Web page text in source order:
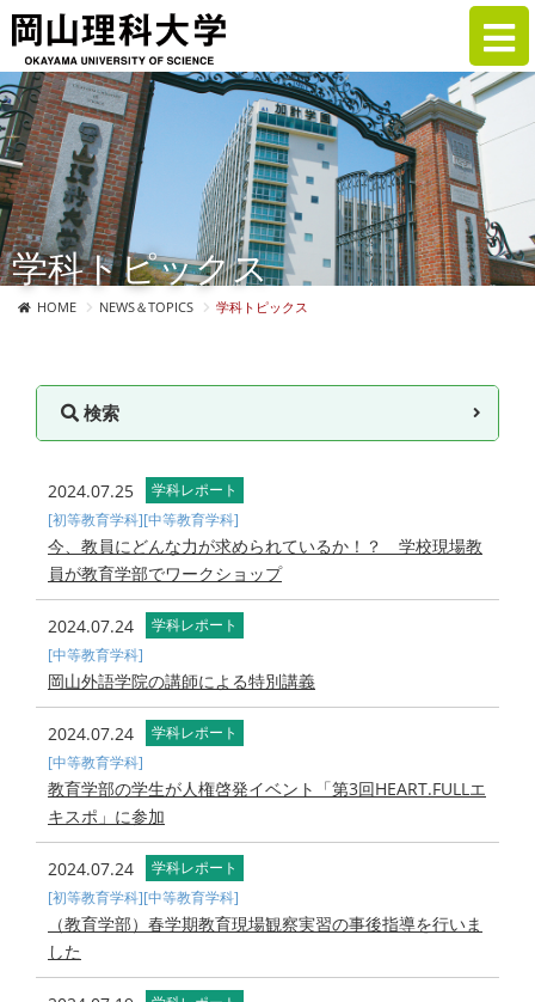
学科トピックス
HOME NEWS＆TOPICS 学科トピックス
検索
2024.07.25
学科レポート
[初等教育学科][中等教育学科]
今、教員にどんな力が求められているか！？ 学校現場教
員が教育学部でワークショップ
2024.07.24
学科レポート
[中等教育学科]
岡山外語学院の講師による特別講義
2024.07.24
学科レポート
[中等教育学科]
教育学部の学生が人権啓発イベント「第3回HEART.FULLエ
キスポ」に参加
2024.07.24
学科レポート
[初等教育学科][中等教育学科]
（教育学部）春学期教育現場観察実習の事後指導を行いま
した